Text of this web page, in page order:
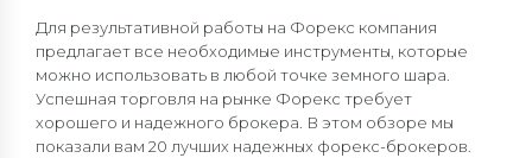
Для результативной работы на Форекс компания
предлагает все необходимые инструменты, которые
можно использовать в любой точке земного шара.
Успешная торговля на рынке Форекс требует
хорошего и надежного брокера. В этом обзоре мы
показали вам 20 лучших надежных форекс-брокеров.